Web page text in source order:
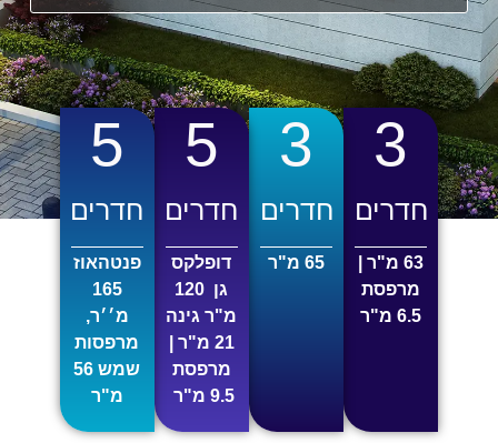
חדרים
3
63 מ"ר |
מרפסת
6.5 מ"ר
חדרים
3
65 מ"ר
חדרים
5
דופלקס
גן 120
מ"ר גינה
21 מ"ר |
מרפסת
9.5 מ"ר
חדרים
5
פנטהאוז
165
מ׳׳ר,
מרפסות
שמש 56
מ"ר